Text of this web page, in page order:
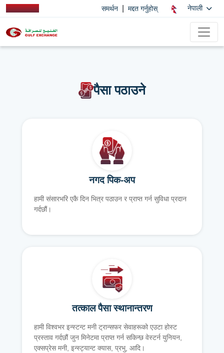
समर्थन मद्दत गर्नुहोस् नेपाली
पैसा पठाउने
नगद पिक-अप
हामी संसारभरि एकै दिन भित्र पठाउन र प्राप्त गर्न सुविधा प्रदान
गर्दछौं।
तत्काल पैसा स्थानान्तरण
हामी विश्वभर इन्स्टन्ट मनी ट्रान्सफर सेवाहरूको एउटा होस्ट
प्रस्ताव गर्दछौं जुन मिनेटमा प्राप्त गर्न सकिन्छ वेस्टर्न युनियन,
एक्सप्रेस मनी, इन्स्ट्यान्ट क्यास, प्रभु, आदि।